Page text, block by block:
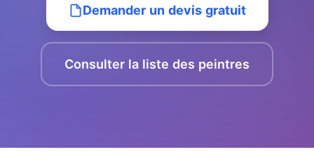
Demander un devis gratuit
Consulter la liste des peintres